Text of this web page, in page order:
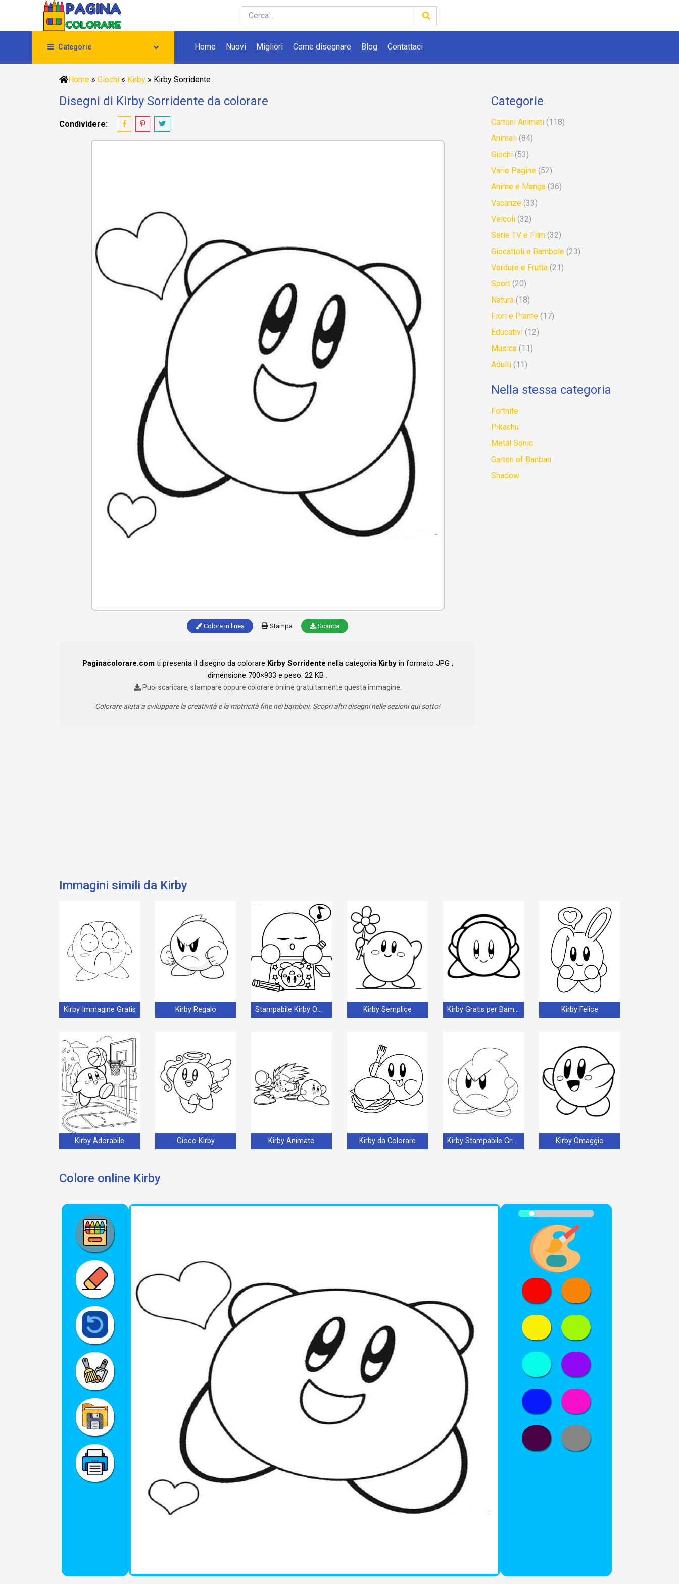
Categorie Home Nuovi Migliori Come disegnare Blog Contattaci
Home » Giochi » Kirby » Kirby Sorridente
Disegni di Kirby Sorridente da colorare
Condividere:
Colore in linea Stampa Scarica
Paginacolorare.comti presenta il disegno da colorare Kirby Sorridente nella categoria Kirbyin formato JPG ,
dimensione 700×933 e peso: 22 KB .
Puoi scaricare, stampare oppure colorare online gratuitamente questa immagine.
Colorare aiuta a sviluppare la creatività e la motricità fine nei bambini. Scopri altri disegni nelle sezioni qui sotto!
Categorie
Cartoni Animati (118)
Animali (84)
Giochi (53)
Varie Pagine (52)
Anime e Manga (36)
Vacanze (33)
Veicoli (32)
Serie TV e Film (32)
Giocattoli e Bambole (23)
Verdure e Frutta (21)
Sport (20)
Natura (18)
Fiori e Piante (17)
Educativi (12)
Musica (11)
Adulti (11)
Nella stessa categoria
Fortnite
Pikachu
Metal Sonic
Garten of Banban
Shadow
Immagini simili da Kirby
Kirby Immagine Gratis Kirby Regalo Stampabile Kirby Omaggio Kirby Semplice Kirby Gratis per Bambini Kirby Felice
Kirby Adorabile Gioco Kirby Kirby Animato Kirby da Colorare Kirby Stampabile Gratis Kirby Omaggio
Colore online Kirby